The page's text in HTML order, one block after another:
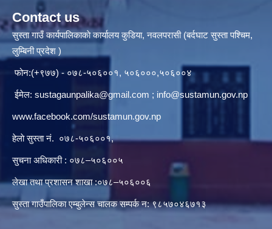
Contact us
सुस्ता गाउँ कार्यपालिकाकाे कार्यालय कुडिया, नवलपरासी (बर्दघाट सुस्ता पश्चिम,
लुम्बिनी प्रदेश )
फोन:(+९७७) - ०७८-५०६००१, ५०६०००,५०६००४
ईमेल: sustagaunpalika@gmail.com ; info@sustamun.gov.np
www.facebook.com/sustamun.gov.np
हेलाे सुस्ता नं. ०७८-५०६००१,
सुचना अधिकारी : ०७८–५०६००५
लेखा तथा प्रशासन शाखा :०७८–५०६००६
सुस्ता गाउँपालिका एम्बुलेन्स चालक सम्पर्क न‌‍: ९८५७०४६७१३